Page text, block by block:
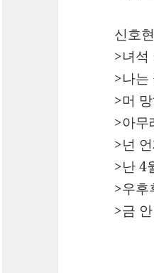
신호
>녀석
>나는
>머
>아무
>넌
>난 4
>우
>금